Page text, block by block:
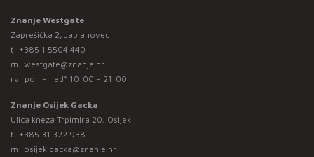
Znanje Westgate
Zaprešićka 2, Jablanovec
t: +385 1 5504 440
m: westgate@znanje.hr
rv: pon – ned* 10:00 – 21:00
Znanje Osijek Gacka
Ulica kneza Trpimira 20, Osijek
t: +385 31 322 938
m: osijek.gacka@znanje.hr